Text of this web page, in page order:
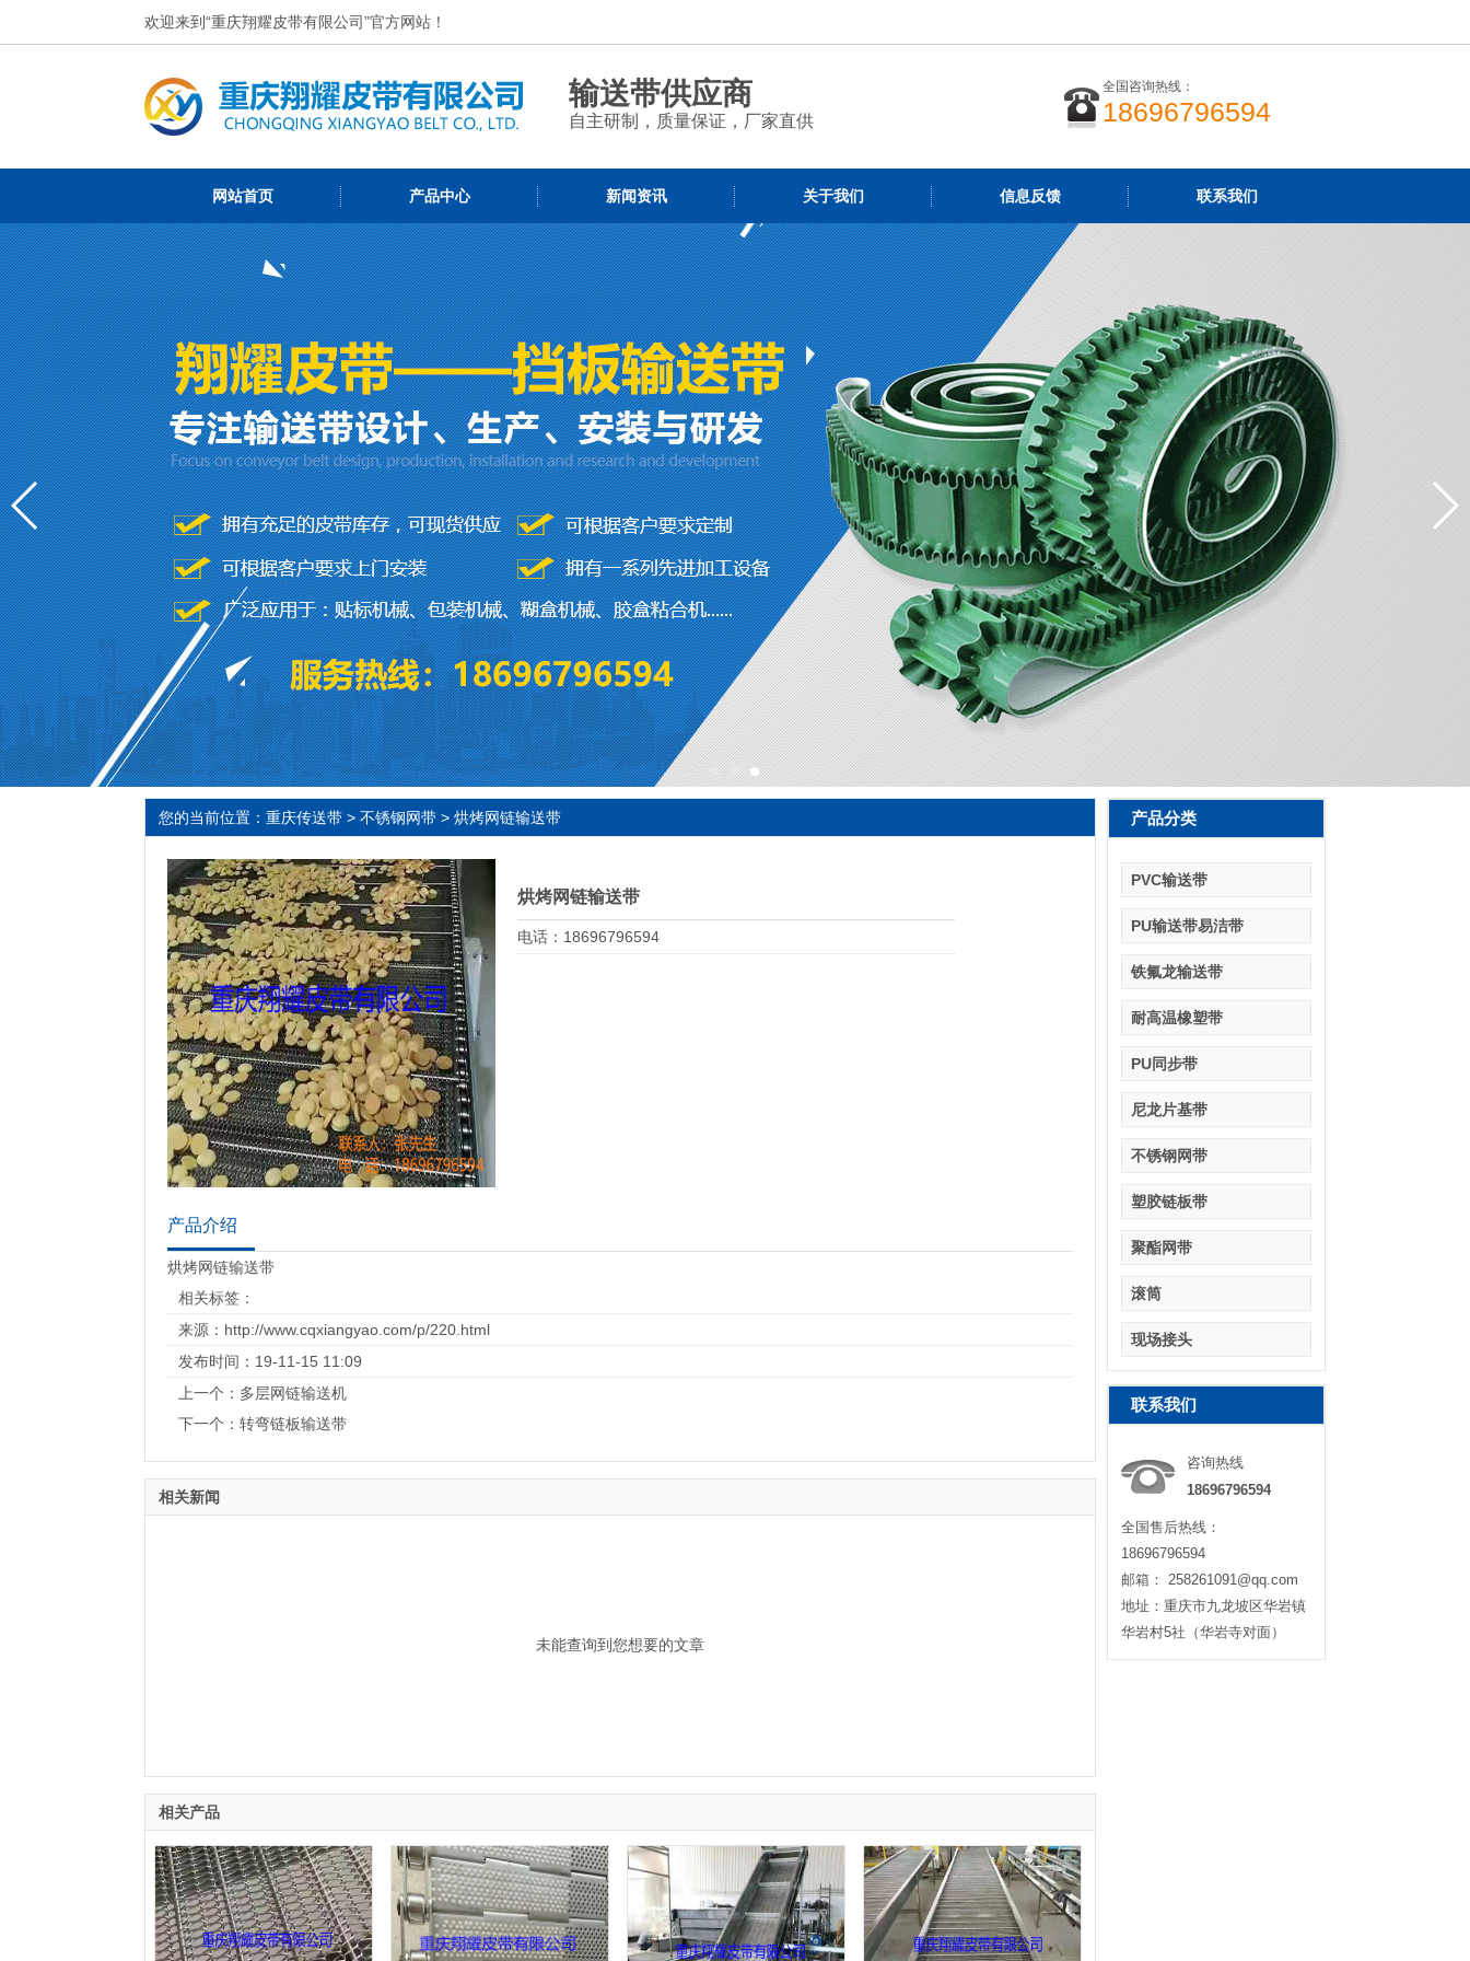
欢迎来到“重庆翔耀皮带有限公司”官方网站！
输送带供应商
自主研制，质量保证，厂家直供
全国咨询热线：
18696796594
网站首页 产品中心 新闻资讯 关于我们 信息反馈 联系我们
您的当前位置： 重庆传送带 > 不锈钢网带 > 烘烤网链输送带
烘烤网链输送带
电话：18696796594
产品介绍
烘烤网链输送带
相关标签：
来源：http://www.cqxiangyao.com/p/220.html
发布时间：19-11-15 11:09
上一个： 多层网链输送机
下一个： 转弯链板输送带
相关新闻
未能查询到您想要的文章
相关产品
产品分类
PVC输送带
PU输送带易洁带
铁氟龙输送带
耐高温橡塑带
PU同步带
尼龙片基带
不锈钢网带
塑胶链板带
聚酯网带
滚筒
现场接头
联系我们
咨询热线
18696796594
全国售后热线：
18696796594
邮箱： 258261091@qq.com
地址：重庆市九龙坡区华岩镇
华岩村5社（华岩寺对面）